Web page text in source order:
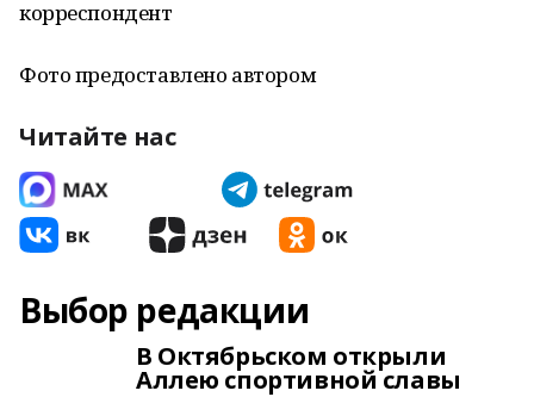
корреспондент
Фото предоставлено автором
Читайте нас
Выбор редакции
В Октябрьском открыли
Аллею спортивной славы